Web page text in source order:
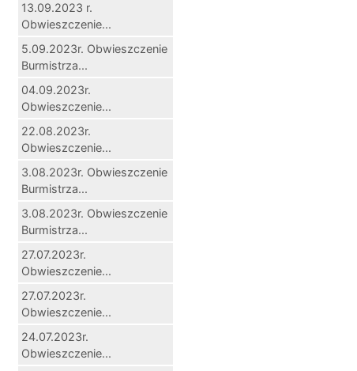
13.09.2023 r.
Obwieszczenie...
5.09.2023r. Obwieszczenie
Burmistrza...
04.09.2023r.
Obwieszczenie...
22.08.2023r.
Obwieszczenie...
3.08.2023r. Obwieszczenie
Burmistrza...
3.08.2023r. Obwieszczenie
Burmistrza...
27.07.2023r.
Obwieszczenie...
27.07.2023r.
Obwieszczenie...
24.07.2023r.
Obwieszczenie...